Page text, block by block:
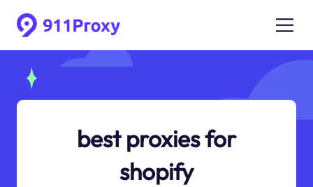
best proxies for
shopify